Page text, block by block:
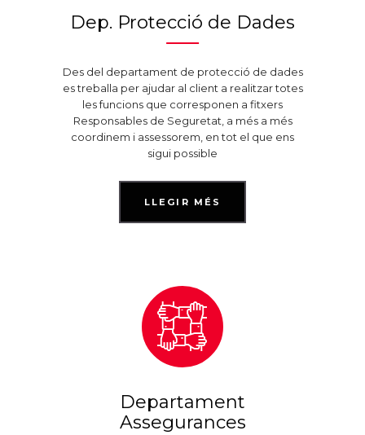
Dep. Protecció de Dades
Des del departament de protecció de dades
es treballa per ajudar al client a realitzar totes
les funcions que corresponen a fitxers
Responsables de Seguretat, a més a més
coordinem i assessorem, en tot el que ens
sigui possible
LLEGIR MÉS
Departament
Assegurances